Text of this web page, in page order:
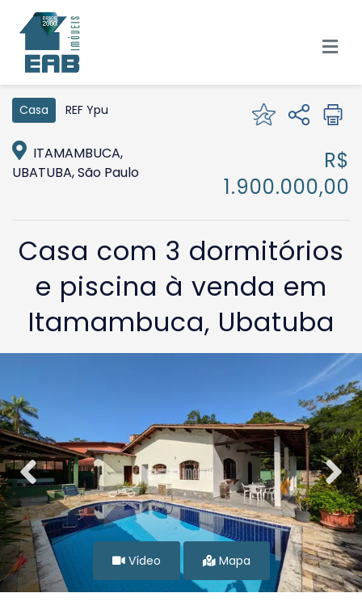
Casa REF Ypu
ITAMAMBUCA,
UBATUBA, São Paulo
R$
1.900.000,00
Casa com 3 dormitórios
e piscina à venda em
Itamambuca, Ubatuba
Vídeo Mapa